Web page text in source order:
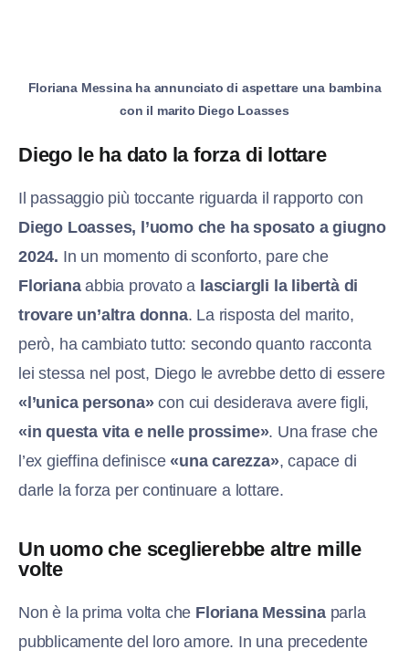
Floriana Messina ha annunciato di aspettare una bambina
con il marito Diego Loasses
Diego le ha dato la forza di lottare
Il passaggio più toccante riguarda il rapporto con
Diego Loasses, l’uomo che ha sposato a giugno
2024. In un momento di sconforto, pare che
Florianaabbia provato a lasciargli la libertà di
trovare un’altra donna. La risposta del marito,
però, ha cambiato tutto: secondo quanto racconta
lei stessa nel post, Diego le avrebbe detto di essere
«l’unica persona»con cui desiderava avere figli,
«in questa vita e nelle prossime». Una frase che
l’ex gieffina definisce«una carezza», capace di
darle la forza per continuare a lottare.
Un uomo che sceglierebbe altre mille
volte
Non è la prima volta che Floriana Messinaparla
pubblicamente del loro amore. In una precedente